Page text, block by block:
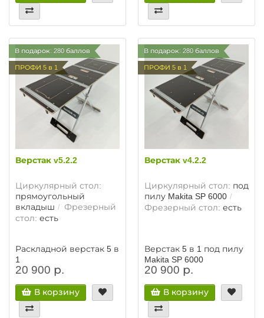
В подарок: 280 баллов
ПРОФИ 5 в 1
Верстак v5.2.2
Циркулярный стол:
прямоугольный
вкладыш
Фрезерный
стол: есть
Раскладной верстак 5 в
1
20 900 р.
В корзину
В подарок: 280 баллов
ПРОФИ 5 в 1
Верстак v4.2.2
Циркулярный стол: под
пилу Makita SP 6000
Фрезерный стол: есть
Верстак 5 в 1 под пилу
Makita SP 6000
20 900 р.
В корзину